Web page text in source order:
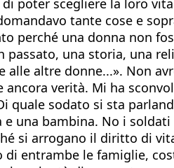
di poter scegliere la loro
tante cose e
perché una donna non
passato, una storia, una
alle altre donne...». Non
ancora verità. Mi ha
quale sodato si sta
e una bambina. No i
si arrogano il diritto di
entrambe le famiglie,